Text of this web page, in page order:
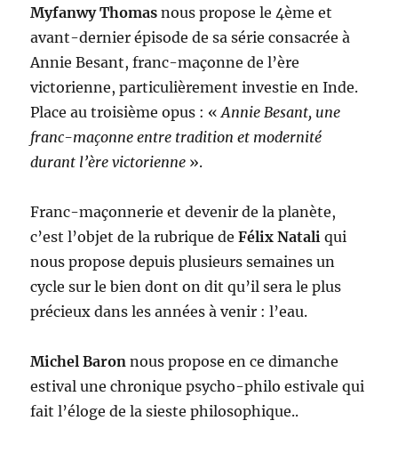
Myfanwy Thomas nous propose le 4ème et
avant-dernier épisode de sa série consacrée à
Annie Besant, franc-maçonne de l’ère
victorienne, particulièrement investie en Inde.
Place au troisième opus : «Annie Besant, une
franc-maçonne entre tradition et modernité
durant l’ère victorienne ».
Franc-maçonnerie et devenir de la planète,
c’est l’objet de la rubrique deFélix Natali qui
nous propose depuis plusieurs semaines un
cycle sur le bien dont on dit qu’il sera le plus
précieux dans les années à venir : l’eau.
Michel Baron nous propose en ce dimanche
estival une chronique psycho-philo estivale qui
fait l’éloge de la sieste philosophique..